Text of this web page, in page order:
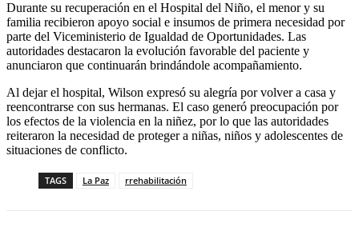
Durante su recuperación en el Hospital del Niño, el menor y su
familia recibieron apoyo social e insumos de primera necesidad por
parte del Viceministerio de Igualdad de Oportunidades. Las
autoridades destacaron la evolución favorable del paciente y
anunciaron que continuarán brindándole acompañamiento.
Al dejar el hospital, Wilson expresó su alegría por volver a casa y
reencontrarse con sus hermanas. El caso generó preocupación por
los efectos de la violencia en la niñez, por lo que las autoridades
reiteraron la necesidad de proteger a niñas, niños y adolescentes de
situaciones de conflicto.
TAGS La Paz rrehabilitación